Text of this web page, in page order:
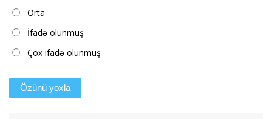
Orta
İfadə olunmuş
Çox ifadə olunmuş
Özünü yoxla